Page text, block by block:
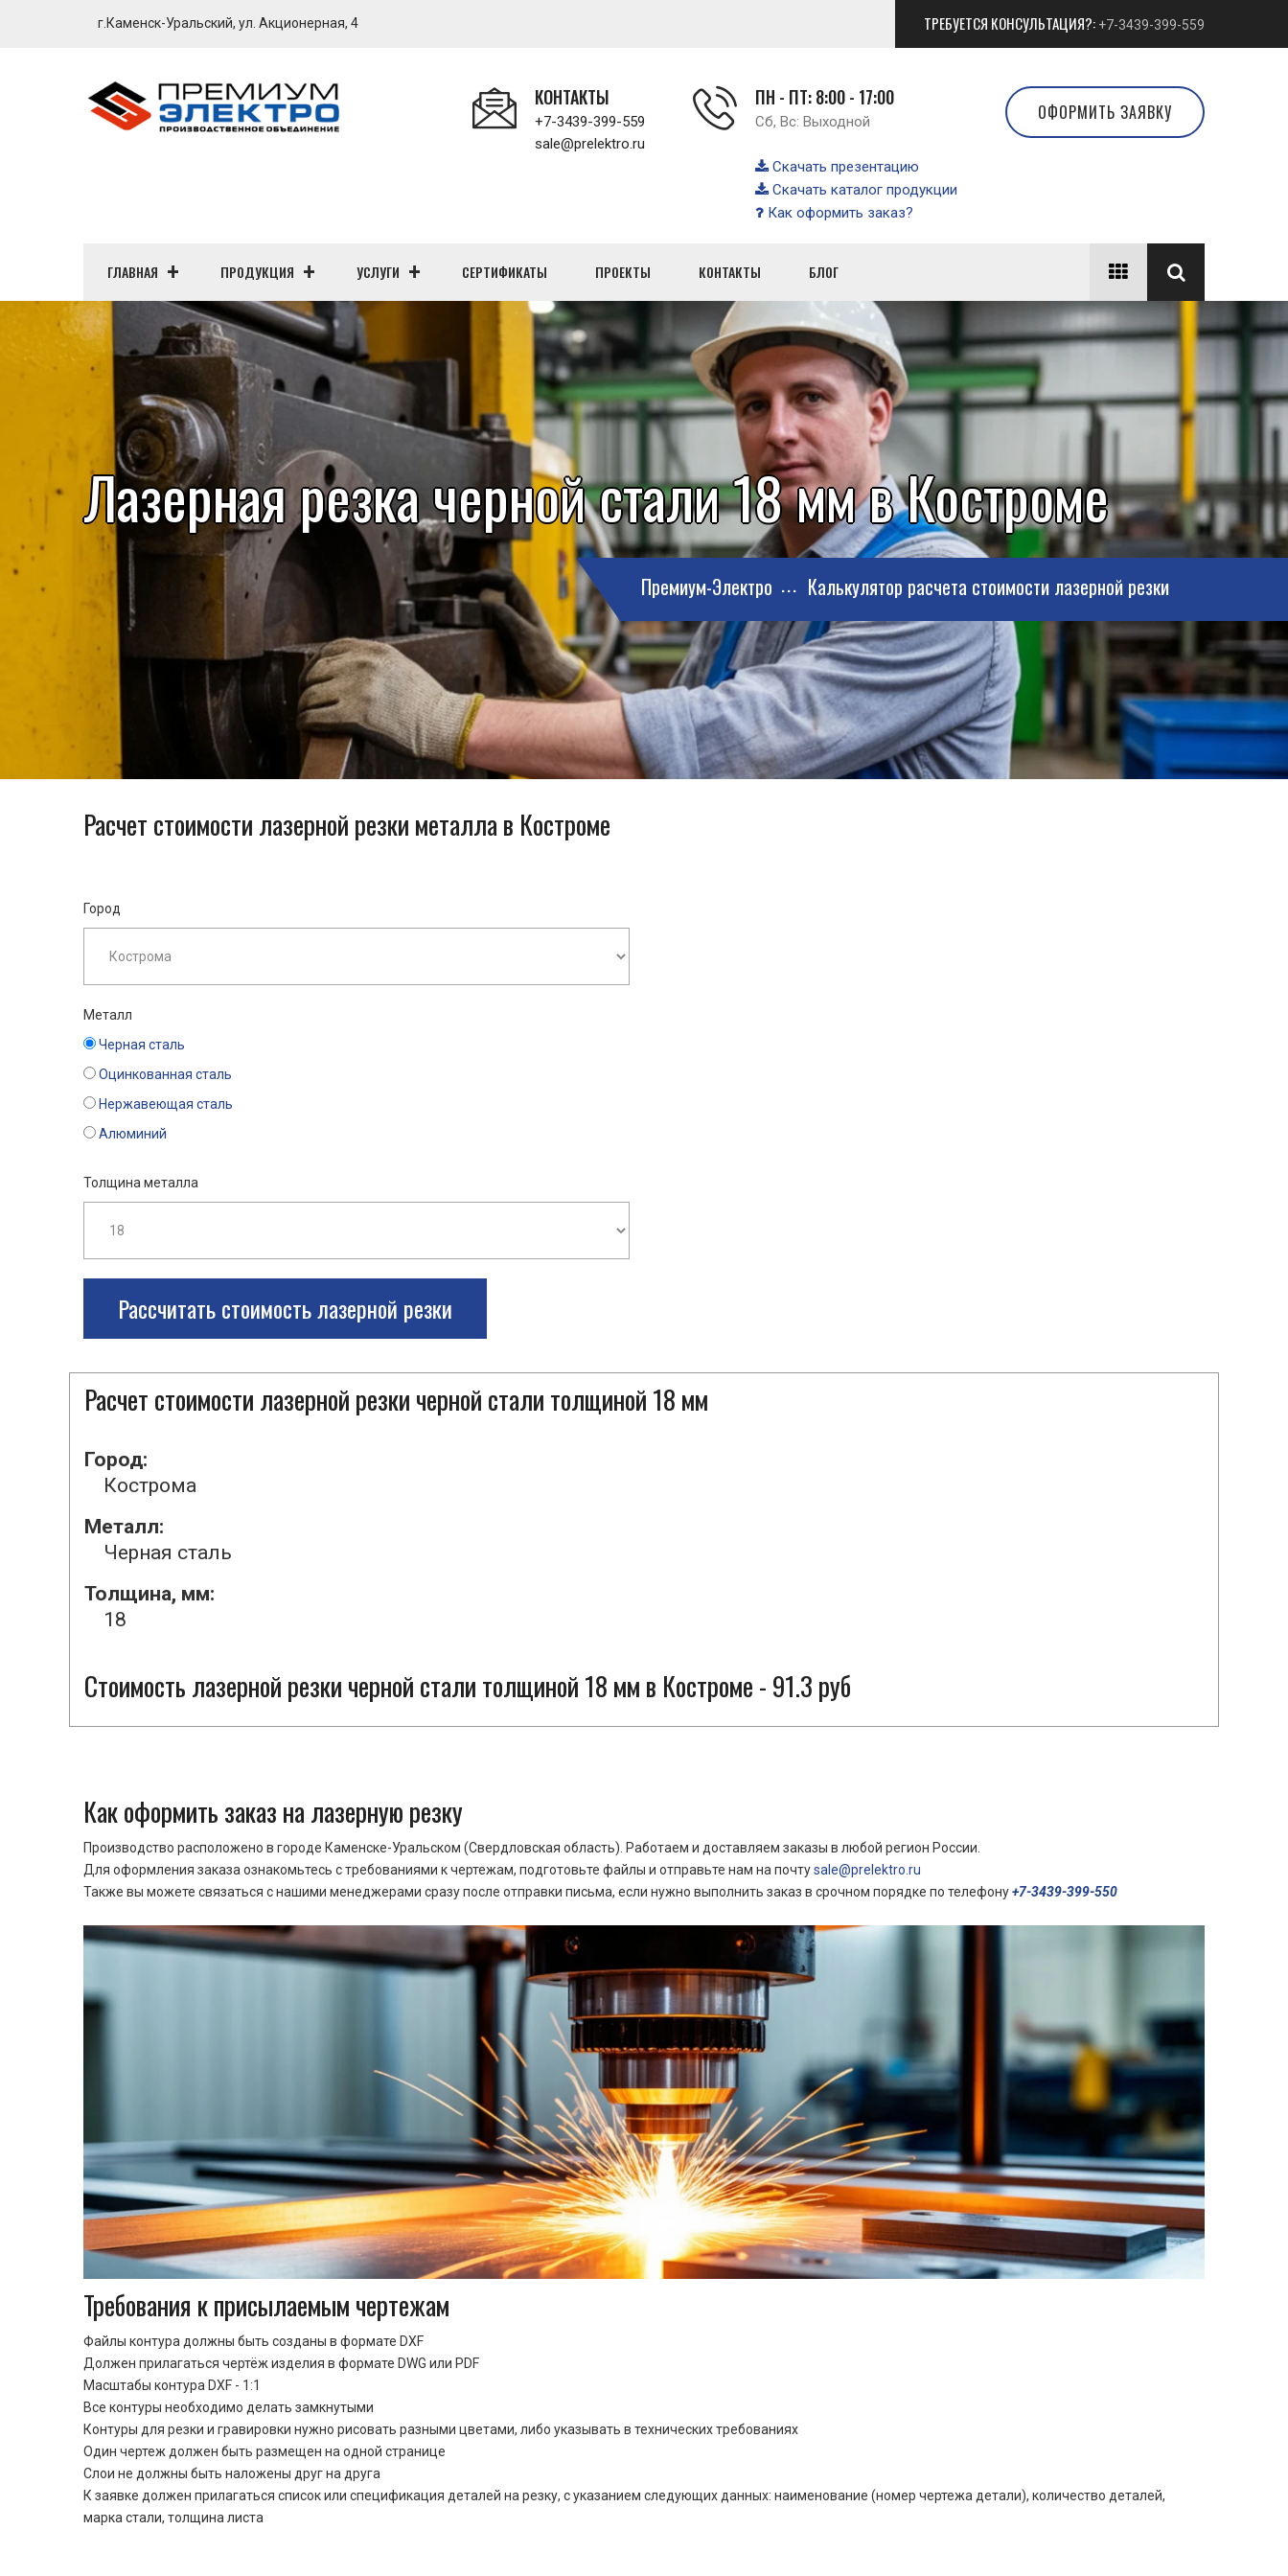
г.Каменск-Уральский, ул. Акционерная, 4 ТРЕБУЕТСЯ КОНСУЛЬТАЦИЯ?: +7-3439-399-559
КОНТАКТЫ
+7-3439-399-559
sale@prelektro.ru
ПН - ПТ: 8:00 - 17:00
Сб, Вс: Выходной
Скачать презентацию
Скачать каталог продукции
Как оформить заказ?
ОФОРМИТЬ ЗАЯВКУ
ГЛАВНАЯ ПРОДУКЦИЯ УСЛУГИ СЕРТИФИКАТЫ ПРОЕКТЫ КОНТАКТЫ БЛОГ
Лазерная резка черной стали 18 мм в Костроме
Премиум-Электро Калькулятор расчета стоимости лазерной резки
Расчет стоимости лазерной резки металла в Костроме
Город
Металл
Черная сталь
Оцинкованная сталь
Нержавеющая сталь
Алюминий
Толщина металла
Рассчитать стоимость лазерной резки
Расчет стоимости лазерной резки черной стали толщиной 18 мм
Город:
Кострома
Металл:
Черная сталь
Толщина, мм:
18
Стоимость лазерной резки черной стали толщиной 18 мм в Костроме - 91.3 руб
Как оформить заказ на лазерную резку
Производство расположено в городе Каменске-Уральском (Свердловская область). Работаем и доставляем заказы в любой регион России.
Для оформления заказа ознакомьтесь с требованиями к чертежам, подготовьте файлы и отправьте нам на почтуsale@prelektro.ru
Также вы можете связаться с нашими менеджерами сразу после отправки письма, если нужно выполнить заказ в срочном порядке по телефону+7-3439-399-550
Требования к присылаемым чертежам
Файлы контура должны быть созданы в формате DXF
Должен прилагаться чертёж изделия в формате DWG или PDF
Масштабы контура DXF - 1:1
Все контуры необходимо делать замкнутыми
Контуры для резки и гравировки нужно рисовать разными цветами, либо указывать в технических требованиях
Один чертеж должен быть размещен на одной странице
Cлои не должны быть наложены друг на друга
К заявке должен прилагаться список или спецификация деталей на резку, с указанием следующих данных: наименование (номер чертежа детали), количество деталей,
марка стали, толщина листа